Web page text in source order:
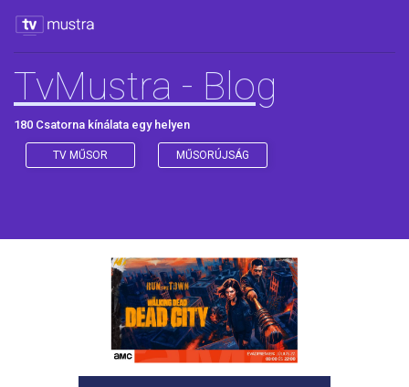
TvMustra - Blog
180 Csatorna kínálata egy helyen
TV MŰSOR MŰSORÚJSÁG